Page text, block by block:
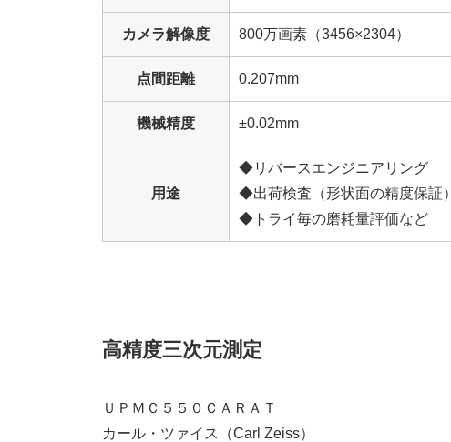
カメラ解像度 800万画素（3456×2304）
点間距離 0.207mm
機械精度 ±0.02mm
用途
◆リバースエンジニアリング
◆出荷検査（形状面の精度保証）
◆トライ毎の磨耗量評価など
高精度三次元測定
ＵＰＭＣ５５０ＣＡＲＡＴ
カール・ツァイス（Carl Zeiss）